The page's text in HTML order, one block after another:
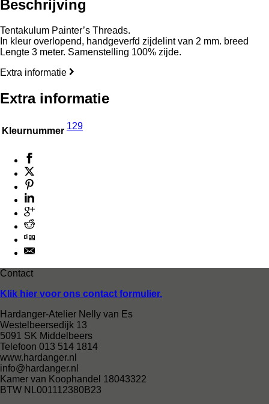
Beschrijving
Tentakulum Painter’s Threads.
In kleur overlopend, handgeverfd zijdelint van 2 mm. breed
Lengte 3 meter. Samenstelling 100% zijde.
Extra informatie
Extra informatie
Kleurnummer 129
Contact
Klik hier voor ons contact formulier.
Hardanger-Atelier Nelly van Es
Westelbeersedijk 13
5091 SK Middelbeers
Telefoon 013 514 1814
www.hardanger.nl
info@hardanger.nl
Kamer van Koophandel 18043322
BTW NL001112380B23